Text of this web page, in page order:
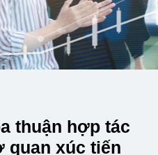
thuận hợp tác
xúc tiến